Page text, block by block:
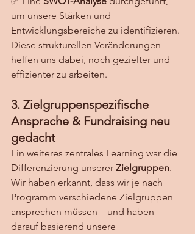
um unsere Stärken und
Entwicklungsbereiche zu identifizieren.
Diese strukturellen Veränderungen
helfen uns dabei, noch gezielter und
effizienter zu arbeiten.
3. Zielgruppenspezifische
Ansprache & Fundraising neu
gedacht
Ein weiteres zentrales Learning war die
Differenzierung unserer Zielgruppen.
Wir haben erkannt, dass wir je nach
Programm verschiedene Zielgruppen
ansprechen müssen – und haben
darauf basierend unsere